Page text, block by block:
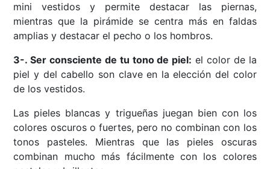
mini vestidos y permite destacar las piernas,
mientras que la pirámide se centra más en faldas
amplias y destacar el pecho o los hombros.
3-. Ser consciente de tu tono de piel: el color de la
piel y del cabello son clave en la elección del color
de los vestidos.
Las pieles blancas y trigueñas juegan bien con los
colores oscuros o fuertes, pero no combinan con los
tonos pasteles. Mientras que las pieles oscuras
combinan mucho más fácilmente con los colores